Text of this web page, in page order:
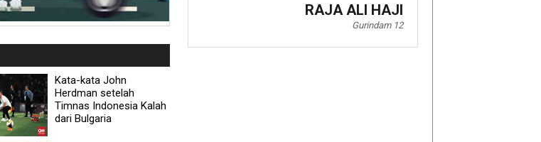
Kata-kata John
Herdman setelah
Timnas Indonesia Kalah
dari Bulgaria
RAJA ALI HAJI
Gurindam 12